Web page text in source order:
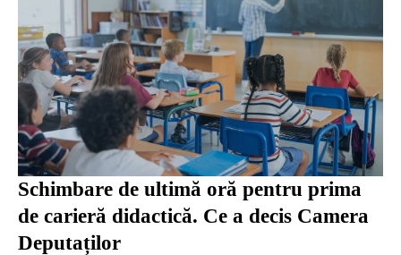
Schimbare de ultimă oră pentru prima
de carieră didactică. Ce a decis Camera
Deputaților